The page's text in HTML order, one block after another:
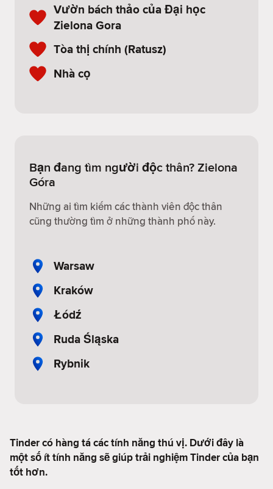
Vườn bách thảo của Đại học
Zielona Gora
Tòa thị chính (Ratusz)
Nhà cọ
Bạn đang tìm người độc thân? Zielona
Góra
Những ai tìm kiếm các thành viên độc thân
cũng thường tìm ở những thành phố này.
Warsaw
Kraków
Łódź
Ruda Śląska
Rybnik
Tinder có hàng tá các tính năng thú vị. Dưới đây là
một số ít tính năng sẽ giúp trải nghiệm Tinder của bạn
tốt hơn.